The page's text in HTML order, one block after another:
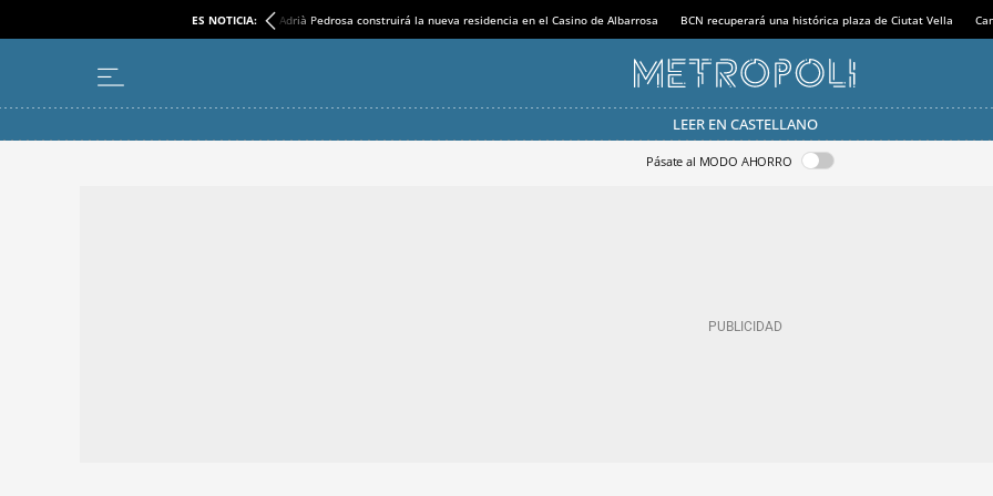
ES NOTICIA: Adrià Pedrosa construirá la nueva residencia en el Casino de Albarrosa BCN recuperará una histórica plaza de Ciutat Vella
LEER EN CASTELLANO
Pásate al MODO AHORRO